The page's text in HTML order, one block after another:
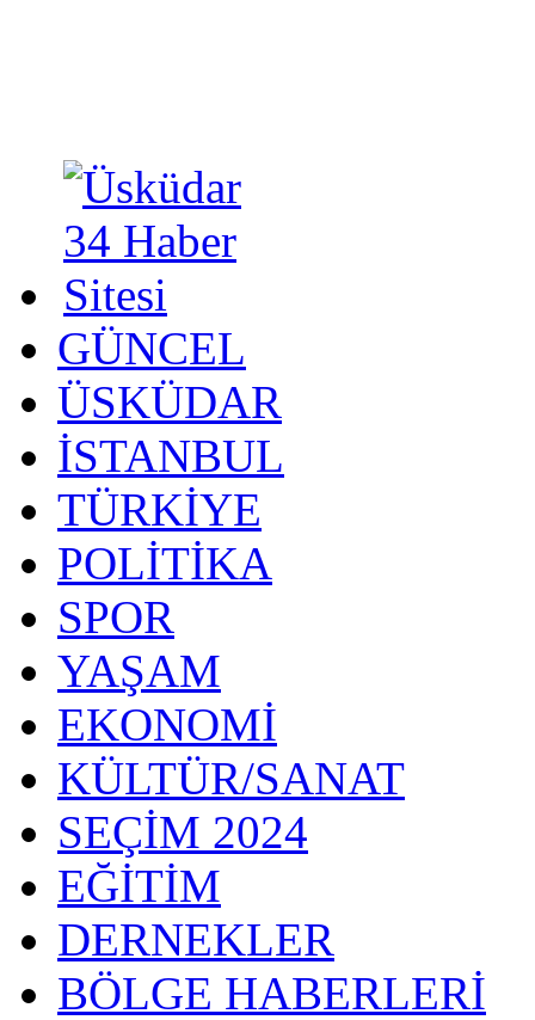
GÜNCEL
ÜSKÜDAR
İSTANBUL
TÜRKİYE
POLİTİKA
SPOR
YAŞAM
EKONOMİ
KÜLTÜR/SANAT
SEÇİM 2024
EĞİTİM
DERNEKLER
BÖLGE HABERLERİ